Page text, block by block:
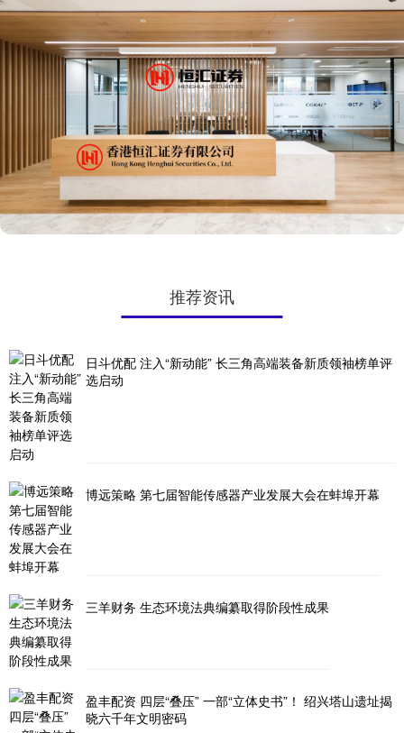
推荐资讯
日斗优配 注入“新动能” 长三角高端装备新质领袖榜单评
选启动
博远策略 第七届智能传感器产业发展大会在蚌埠开幕
三羊财务 生态环境法典编纂取得阶段性成果
盈丰配资 四层“叠压” 一部“立体史书”！ 绍兴塔山遗址揭
晓六千年文明密码